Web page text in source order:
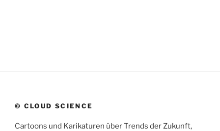
© CLOUD SCIENCE
Cartoons und Karikaturen über Trends der Zukunft,